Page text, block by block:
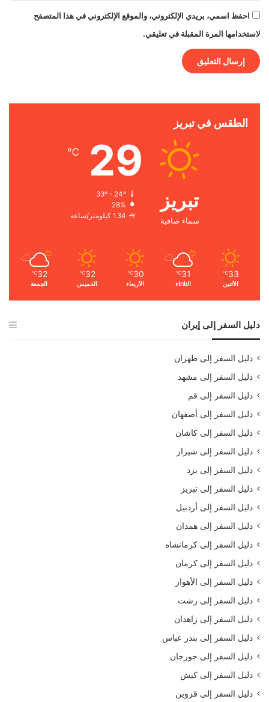
احفظ اسمي، بريدي الإلكتروني، والموقع الإلكتروني في هذا المتصفح
لاستخدامها المرة المقبلة في تعليقي.
الطقس في تبريز
تبريز
سماء صافية
29
℃
33º - 24º
28%
1.34 كيلومتر/ساعة
33
℃
الأثنين
31
℃
الثلاثاء
30
℃
الأربعاء
32
℃
الخميس
32
℃
الجمعة
دليل السفر إلى إيران
دليل السفر إلى طهران
دليل السفر إلى مشهد
دليل السفر إلى قم
دليل السفر إلى أصفهان
دليل السفر إلى كاشان
دليل السفر إلى شيراز
دليل السفر إلى يزد
دليل السفر إلى تبريز
دليل السفر إلى أردبيل
دليل السفر إلى همدان
دليل السفر إلى كرمانشاه
دليل السفر إلى كرمان
دليل السفر إلى الأهواز
دليل السفر إلى رشت
دليل السفر إلى زاهدان
دليل السفر إلى بندر عباس
دليل السفر إلى جورجان
دليل السفر إلى كيش
دليل السفر إلى قزوين